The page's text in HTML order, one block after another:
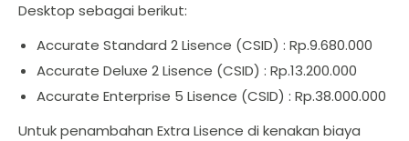
Desktop sebagai berikut:
Accurate Standard 2 Lisence (CSID) : Rp.9.680.000
Accurate Deluxe 2 Lisence (CSID) : Rp.13.200.000
Accurate Enterprise 5 Lisence (CSID) : Rp.38.000.000
Untuk penambahan Extra Lisence di kenakan biaya